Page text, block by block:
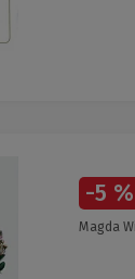
-5 %
Magda